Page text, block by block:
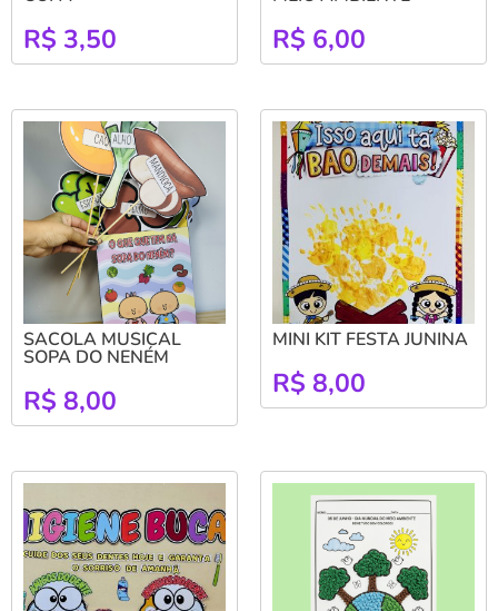
R$ 3,50 R$ 6,00
SACOLA MUSICAL
SOPA DO NENÉM
R$ 8,00
MINI KIT FESTA JUNINA
R$ 8,00